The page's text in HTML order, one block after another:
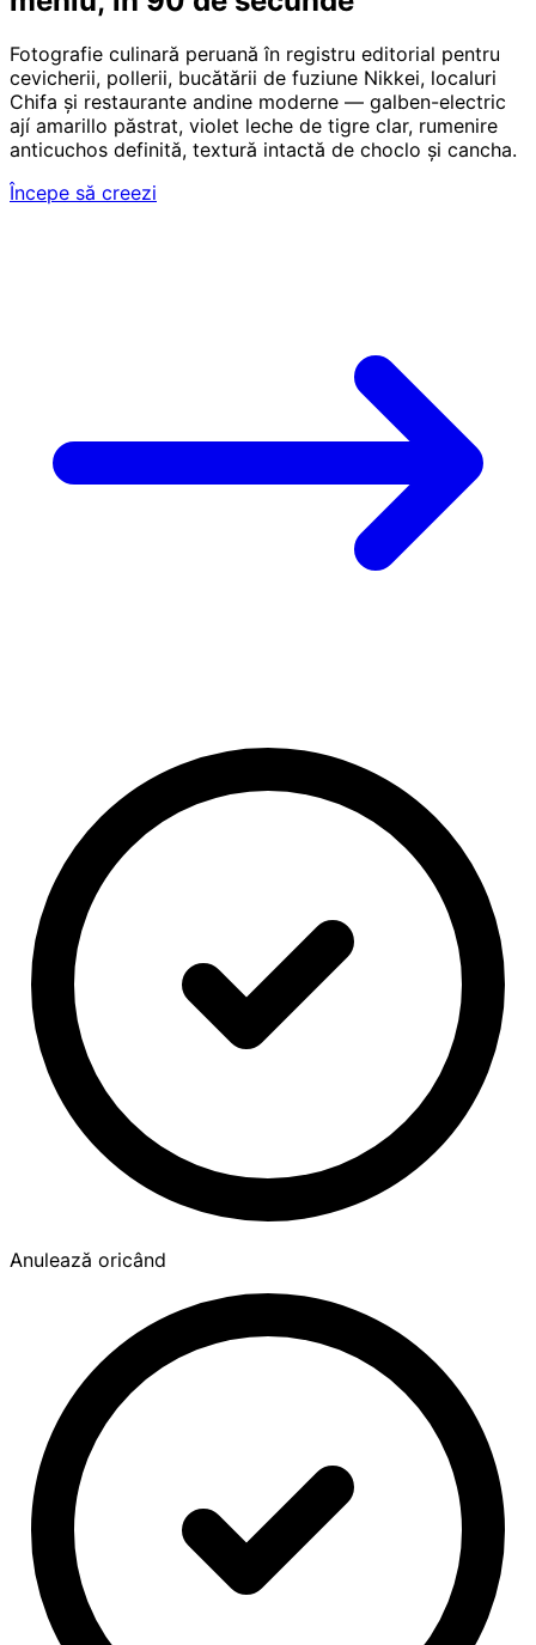
Fotografie culinară peruană în registru editorial pentru
cevicherii, pollerii, bucătării de fuziune Nikkei, localuri
Chifa și restaurante andine moderne — galben-electric
ají amarillo păstrat, violet leche de tigre clar, rumenire
anticuchos definită, textură intactă de choclo și cancha.
Începe să creezi
Anulează oricând